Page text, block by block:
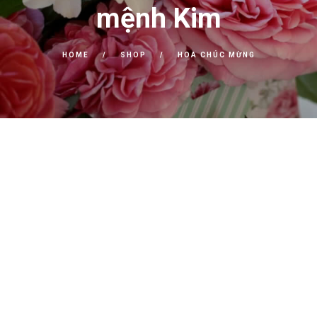
mệnh Kim
HOME SHOP HOA CHÚC MỪNG